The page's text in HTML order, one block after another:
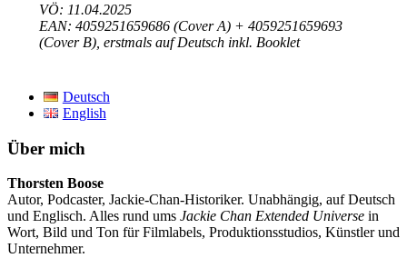
VÖ: 11.04.2025
EAN: 4059251659686 (Cover A) + 4059251659693
(Cover B), erstmals auf Deutsch inkl. Booklet
Deutsch
English
Über mich
Thorsten Boose
Autor, Podcaster, Jackie-Chan-Historiker. Unabhängig, auf Deutsch
und Englisch. Alles rund ums Jackie Chan Extended Universe in
Wort, Bild und Ton für Filmlabels, Produktionsstudios, Künstler und
Unternehmer.